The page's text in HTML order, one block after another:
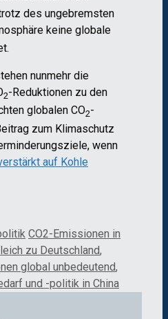
des ungebremsten
keine globale
nunmehr die
2-Reduktionen zu den
globalen CO2-
zum Klimaschutz
wenn
auf Kohle
Schlagwörter
CO2-Emissionen in
zu Deutschland,
global unbedeutend,
und -politik in China